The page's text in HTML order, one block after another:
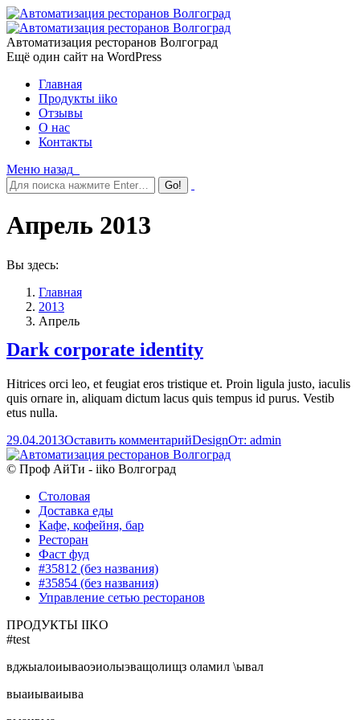
Автоматизация ресторанов Волгоград
Ещё один сайт на WordPress
Главная
Продукты iiko
Отзывы
О нас
Контакты
Меню назад
Апрель 2013
Вы здесь:
Главная
2013
Апрель
Dark corporate identity
Hitrices orci leo, et feugiat eros tristique et. Proin ligula justo, iaculis
quis ornare in, aliquam dictum lacus quis tempus id purus. Vestib
etus nulla.
29.04.2013Оставить комментарийDesignОт: admin
© Проф АйТи - iiko Волгоград
Столовая
Доставка еды
Кафе, кофейня, бар
Ресторан
Фаст фуд
#35812 (без названия)
#35854 (без названия)
Управление сетью ресторанов
ПРОДУКТЫ IIKO
#test
вджыалоиываоэиолыэващолищз оламил \ывал
выаиываиыва